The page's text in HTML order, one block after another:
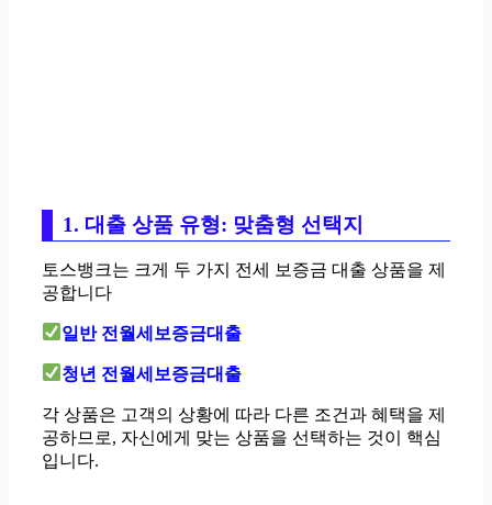
1. 대출 상품 유형: 맞춤형 선택지
토스뱅크는 크게 두 가지 전세 보증금 대출 상품을 제
공합니다
일반 전월세보증금대출
청년 전월세보증금대출
각 상품은 고객의 상황에 따라 다른 조건과 혜택을 제
공하므로, 자신에게 맞는 상품을 선택하는 것이 핵심
입니다.